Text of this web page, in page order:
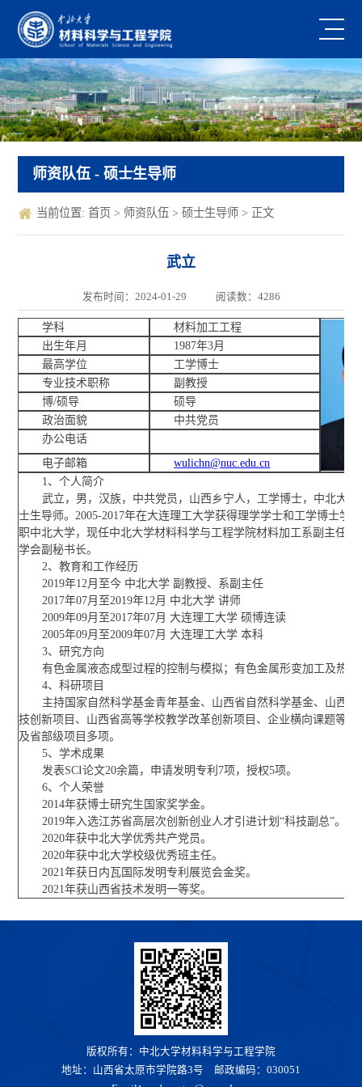
师资队伍 - 硕士生导师
当前位置: 首页 > 师资队伍 > 硕士生导师 > 正文
武立
发布时间：2024-01-29 阅读数： 4286
学科
材料加工工程
出生年月
1987年3月
最高学位
工学博士
专业技术职称
副教授
博/硕导
硕导
政治面貌
中共党员
办公电话
电子邮箱
wulichn@nuc.edu.cn
1、个人简介
武立，男，汉族，中共党员，山西乡宁人，工学博士，中北大学
士生导师。2005-2017年在大连理工大学获得理学学士和工学博士学
职中北大学，现任中北大学材料科学与工程学院材料加工系副主任，
学会副秘书长。
2、教育和工作经历
2019年12月至今 中北大学 副教授、系副主任
2017年07月至2019年12月 中北大学 讲师
2009年09月至2017年07月 大连理工大学 硕博连读
2005年09月至2009年07月 大连理工大学 本科
3、研究方向
有色金属液态成型过程的控制与模拟；有色金属形变加工及热处
4、科研项目
主持国家自然科学基金青年基金、山西省自然科学基金、山西
技创新项目、山西省高等学校教学改革创新项目、企业横向课题等6
及省部级项目多项。
5、学术成果
发表SCI论文20余篇，申请发明专利7项，授权5项。
6、个人荣誉
2014年获博士研究生国家奖学金。
2019年入选江苏省高层次创新创业人才引进计划“科技副总”。
2020年获中北大学优秀共产党员。
2020年获中北大学校级优秀班主任。
2021年获日内瓦国际发明专利展览会金奖。
2021年获山西省技术发明一等奖。
版权所有：中北大学材料科学与工程学院
地址：山西省太原市学院路3号 邮政编码：030051